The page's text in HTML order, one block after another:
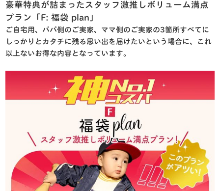
豪華特典が詰まったスタッフ激推しボリューム満点
プラン「F: 福袋 plan」
ご自宅用、パパ側のご実家、ママ側のご実家の3箇所すべてに
しっかりとカタチに残る思い出を届けたいという場合に、これ
以上ないお得な内容となっています。